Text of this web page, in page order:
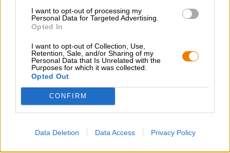
I want to opt-out of processing my
Personal Data for Targeted Advertising.
Opted In
I want to opt-out of Collection, Use,
Retention, Sale, and/or Sharing of my
Personal Data that Is Unrelated with the
Purposes for which it was collected.
Opted Out
CONFIRM
Data Deletion Data Access Privacy Policy
Lager tedesche | Birra della Franconia
mönchsambach hard core
€ 2,99
MEHRWEG